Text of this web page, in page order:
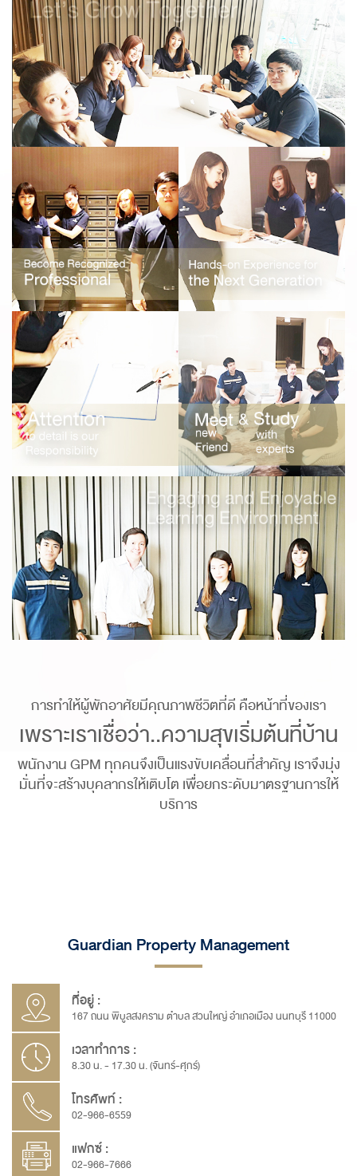
การทำให้ผู้พักอาศัยมีคุณภาพชีวิตที่ดี คือหน้าที่ของเรา
เพราะเราเชื่อว่า..ความสุขเริ่มต้นที่บ้าน
พนักงาน GPM ทุกคนจึงเป็นแรงขับเคลื่อนที่สำคัญ เราจึงมุ่ง
มั่นที่จะสร้างบุคลากรให้เติบโต เพื่อยกระดับมาตรฐานการให้
บริการ
Guardian Property Management
ที่อยู่ :
167 ถนน พิบูลสงคราม ตำบล สวนใหญ่ อำเภอเมือง นนทบุรี 11000
เวลาทำการ :
8.30 น. - 17.30 น. (จันทร์-ศุกร์)
โทรศัพท์ :
02-966-6559
แฟกซ์ :
02-966-7666